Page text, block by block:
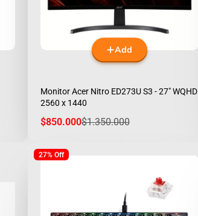
Add
Monitor Acer Nitro ED273U S3 - 27" WQHD
2560 x 1440
Sale
$850.000Regular
$1.350.000
27% Off